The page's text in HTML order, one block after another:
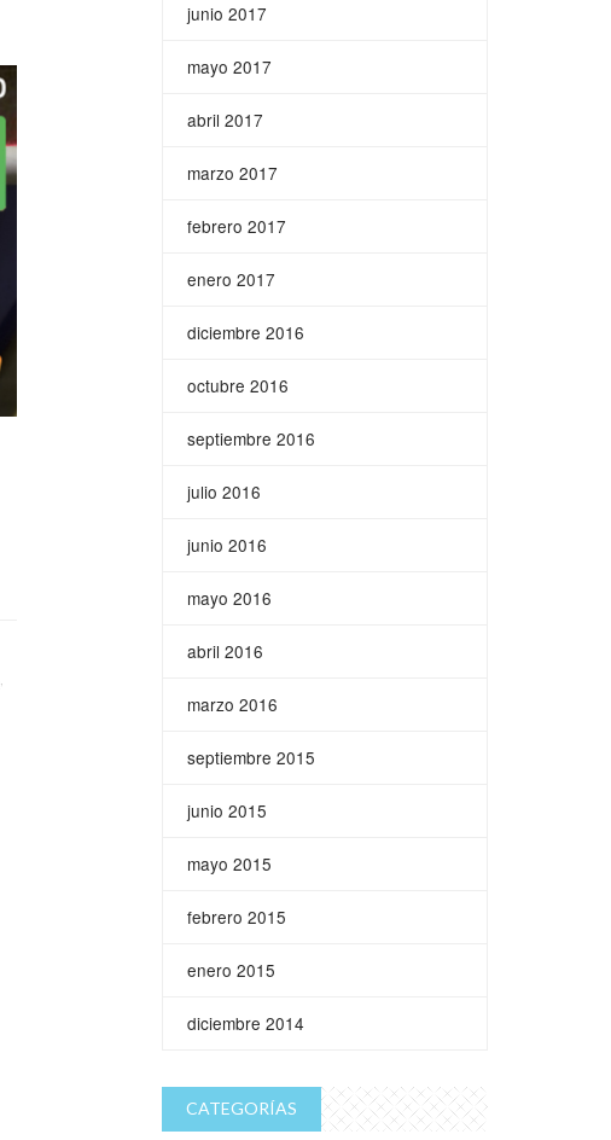
,
junio 2017
mayo 2017
abril 2017
marzo 2017
febrero 2017
enero 2017
diciembre 2016
octubre 2016
septiembre 2016
julio 2016
junio 2016
mayo 2016
abril 2016
marzo 2016
septiembre 2015
junio 2015
mayo 2015
febrero 2015
enero 2015
diciembre 2014
CATEGORÍAS